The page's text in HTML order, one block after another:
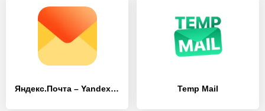
Яндекс.Почта – Yandex.Mail Temp Mail